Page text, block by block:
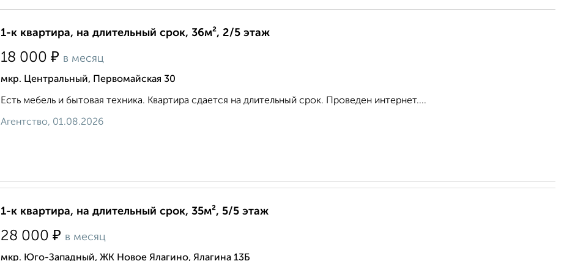
1-к квартира, на длительный срок, 36м², 2/5 этаж
18 000 ₽ в месяц
мкр. Центральный, Первомайская 30
Есть мебель и бытовая техника. Квартира сдается на длительный срок. Проведен интернет....
Агентство, 01.08.2026
1-к квартира, на длительный срок, 35м², 5/5 этаж
28 000 ₽ в месяц
мкр. Юго-Западный, ЖК Новое Ялагино, Ялагина 13Б